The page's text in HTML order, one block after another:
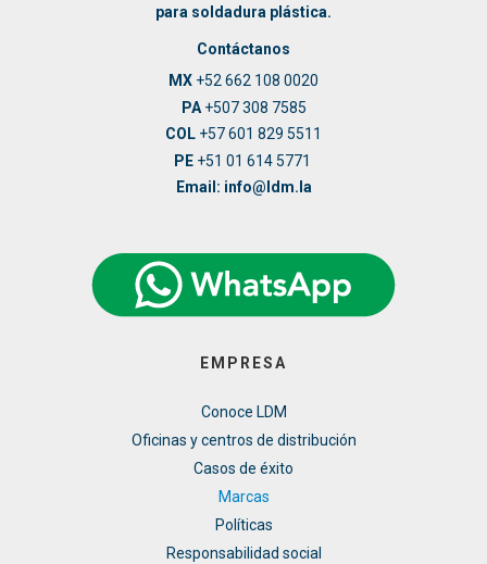
para soldadura plástica.
Contáctanos
MX +52 662 108 0020
PA+507 308 7585
COL +57 601 829 5511
PE +51 01 614 5771
Email: info@ldm.la
EMPRESA
Conoce LDM
Oficinas y centros de distribución
Casos de éxito
Marcas
Políticas
Responsabilidad social